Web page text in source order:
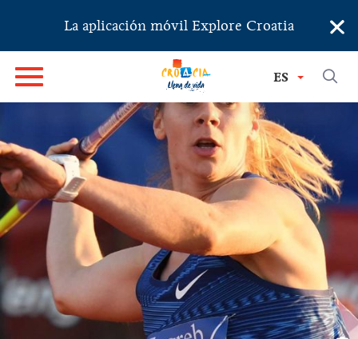
La aplicación móvil Explore Croatia ×
ES